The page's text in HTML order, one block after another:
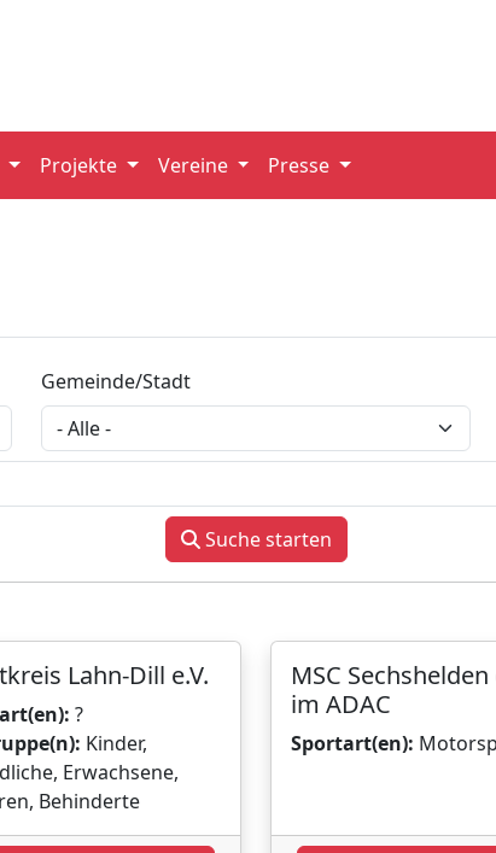
Projekte Vereine Presse
Gemeinde/Stadt
Suche starten
Lahn-Dill e.V.
?
Kinder,
Erwachsene,
Behinderte
MSC Sechshelden
im ADAC
Sportart(en):